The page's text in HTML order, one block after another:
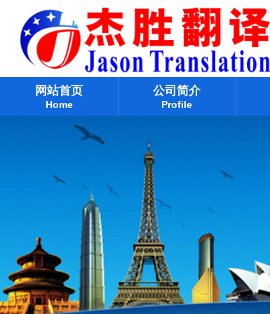
网站首页
Home
公司简介
Profile